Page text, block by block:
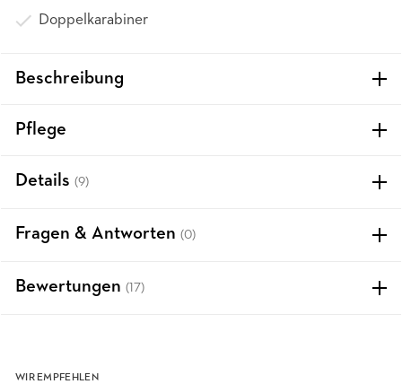
Doppelkarabiner
Beschreibung
Pflege
Details (9)
Fragen & Antworten (0)
Bewertungen (17)
WIR EMPFEHLEN